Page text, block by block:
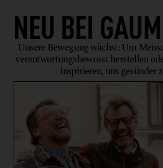
NEU BEI
Unsere Bewegung wächst: Um
verantwortungsbewusst herstellen
inspirieren, uns gesünder